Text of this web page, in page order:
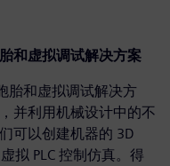
和虚拟调试解决方案
胎和虚拟调试解决方
并利用机械设计中的不
可以创建机器的 3D
拟 PLC 控制仿真。得